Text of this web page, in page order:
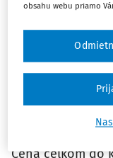
Zľavový kód
Cena celkom do
obsahu webu priamo